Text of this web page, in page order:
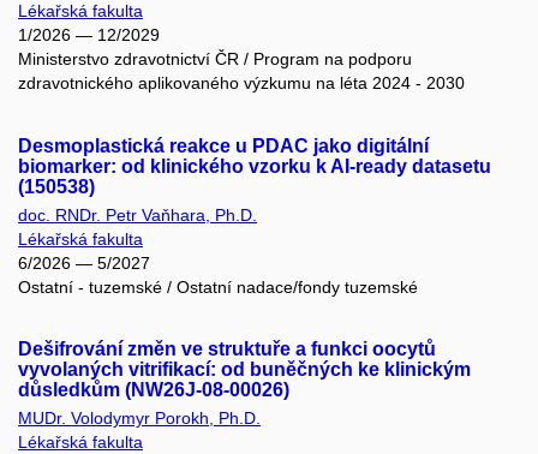
Lékařská fakulta
1/2026 — 12/2029
Ministerstvo zdravotnictví ČR / Program na podporu
zdravotnického aplikovaného výzkumu na léta 2024 - 2030
Desmoplastická reakce u PDAC jako digitální
biomarker: od klinického vzorku k AI-ready datasetu
(150538)
doc. RNDr. Petr Vaňhara, Ph.D.
Lékařská fakulta
6/2026 — 5/2027
Ostatní - tuzemské / Ostatní nadace/fondy tuzemské
Dešifrování změn ve struktuře a funkci oocytů
vyvolaných vitrifikací: od buněčných ke klinickým
důsledkům (NW26J-08-00026)
MUDr. Volodymyr Porokh, Ph.D.
Lékařská fakulta